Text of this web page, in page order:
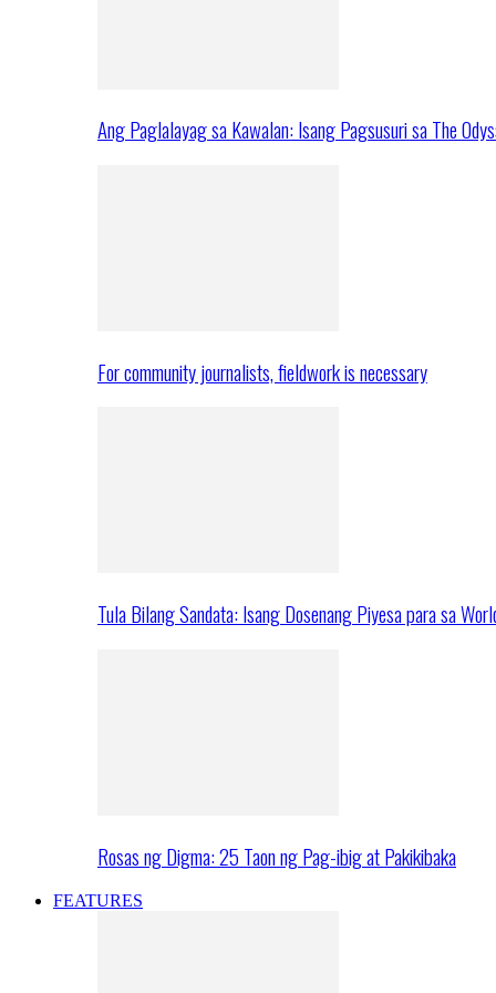
Ang Paglalayag sa Kawalan: Isang Pagsusuri sa The
For community journalists, fieldwork is necessary
Tula Bilang Sandata: Isang Dosenang Piyesa para sa
Rosas ng Digma: 25 Taon ng Pag-ibig at Pakikibaka
FEATURES